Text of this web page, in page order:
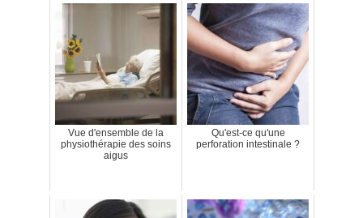
Vue d'ensemble de la
physiothérapie des soins
aigus
Qu'est-ce qu'une
perforation intestinale ?